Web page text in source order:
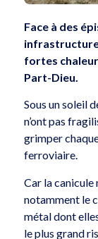
Face à des
fortes
Part-Dieu.
Sous un soleil
n’ont pas
grimper
ferroviaire.
Car la canicule
notamment le
métal dont
le plus grand